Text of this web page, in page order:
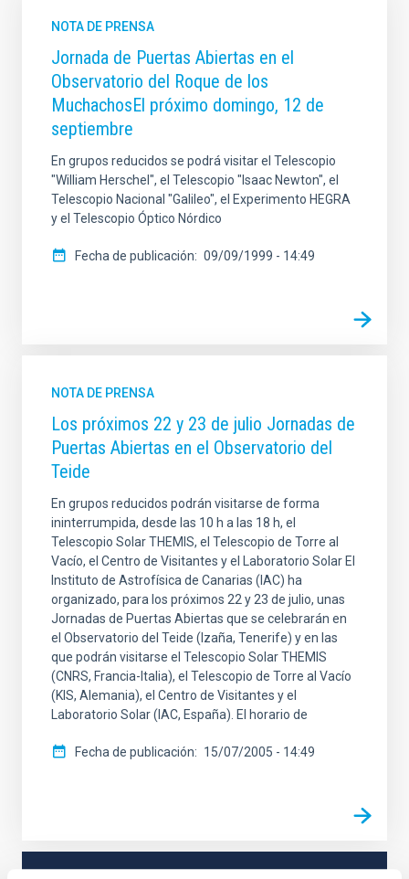
NOTA DE PRENSA
Jornada de Puertas Abiertas en el
Observatorio del Roque de los
MuchachosEl próximo domingo, 12 de
septiembre
En grupos reducidos se podrá visitar el Telescopio
"William Herschel", el Telescopio "Isaac Newton", el
Telescopio Nacional "Galileo", el Experimento HEGRA
y el Telescopio Óptico Nórdico
Fecha de publicación 09/09/1999 - 14:49
NOTA DE PRENSA
Los próximos 22 y 23 de julio Jornadas de
Puertas Abiertas en el Observatorio del
Teide
En grupos reducidos podrán visitarse de forma
ininterrumpida, desde las 10 h a las 18 h, el
Telescopio Solar THEMIS, el Telescopio de Torre al
Vacío, el Centro de Visitantes y el Laboratorio Solar El
Instituto de Astrofísica de Canarias (IAC) ha
organizado, para los próximos 22 y 23 de julio, unas
Jornadas de Puertas Abiertas que se celebrarán en
el Observatorio del Teide (Izaña, Tenerife) y en las
que podrán visitarse el Telescopio Solar THEMIS
(CNRS, Francia-Italia), el Telescopio de Torre al Vacío
(KIS, Alemania), el Centro de Visitantes y el
Laboratorio Solar (IAC, España). El horario de
Fecha de publicación 15/07/2005 - 14:49